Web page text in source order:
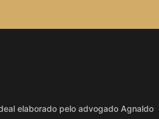
elaborado pelo advogado Agnaldo